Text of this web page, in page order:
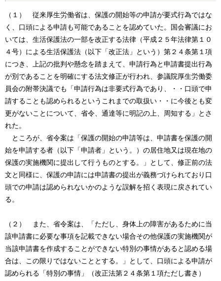
（１） 従来厚生労働省は、保護の開始等の申請が要式行為ではな
く、口頭による申請も可能であることを認めていた。国会審議にお
いては、生活保護法の一部を改正する法律（平成２５年法律第１０
４号）による生活保護法（以下「改正法」という）第２４条第１項
につき、上記の批判や懸念を踏まえて、申請行為と申請書提出行為
が別であることを明確にする法文修正が行われ、参議院厚生労働委
員会の附帯決議でも「申請行為は非要式行為であり、・・口頭で申
請することも認められるというこれまでの取扱い・・に今後とも変
更がないことについて、省令、通達等に明記の上、周知する」とさ
れた。
ところが、省令案は「保護の開始の申請等は、申請書を保護の開
始を申請する者（以下「申請者」という。）の居住地又は現在地の
保護の実施機関に提出して行うものとする。」として、修正前の法
文と同様に、保護の申請には申請書の提出が義務づけられており口
頭での申請は認められないかのような誤解を招く表現に戻されてい
る。
（２） また、省令案は、「ただし、身体上の障害があるために当
該申請書に必要な事項を記載できない場合その他保護の実施機関が
当該申請書を作成することができない特別の事情があると認める場
合は、この限りではないこととする。」として、口頭による申請が
認められる「特別の事情」（改正法第２４条第１項ただし書き）